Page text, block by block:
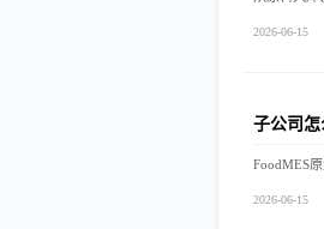
2026-06-15
子公司
2026-06-15